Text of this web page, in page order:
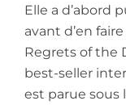
Elle a d’abord
avant d’en
Regrets of the
best-seller
est parue sous